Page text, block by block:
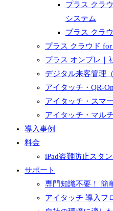
プラス クラ
システム
プラス クラ
プラス クラウド for
プラス オンプレ｜
デジタル来客管理
アイタッチ・QR-
アイタッチ・スマ
アイタッチ・マル
導入事例
料金
iPad盗難防止スタ
サポート
専門知識不要！ 簡
アイタッチ 導入フ